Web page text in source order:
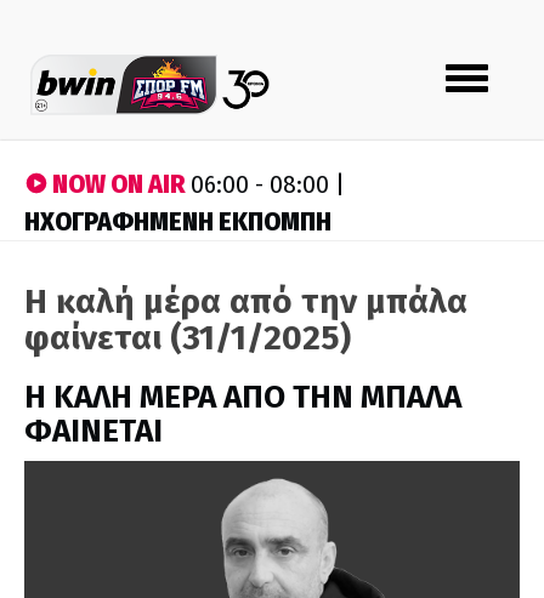
Toggle
navigation
NOW ON AIR06:00 - 08:00 |
ΗΧΟΓΡΑΦΗΜΕΝΗ ΕΚΠΟΜΠΗ
Η καλή μέρα από την μπάλα
φαίνεται (31/1/2025)
H ΚΑΛΗ ΜΕΡΑ ΑΠΟ ΤΗΝ ΜΠΑΛΑ
ΦΑΙΝΕΤΑΙ